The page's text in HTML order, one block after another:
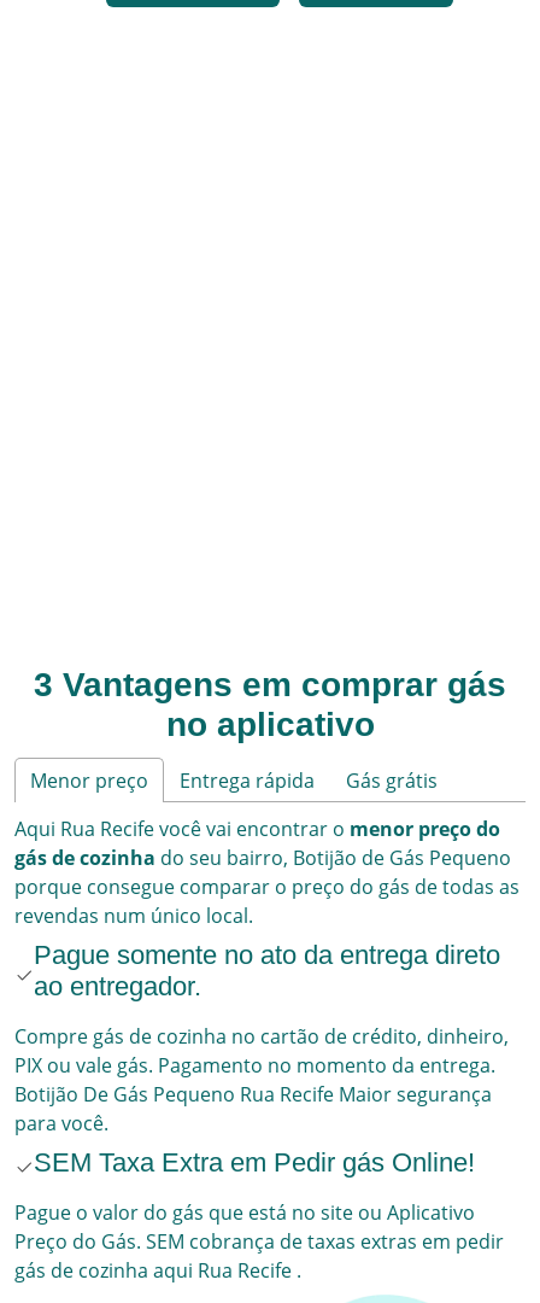
3 Vantagens em comprar gás
no aplicativo
Menor preço Entrega rápida
Gás grátis
Aqui Rua Recifevocê vai encontrar o menor preço do
gás de cozinha do seu bairro, Botijão de Gás Pequeno
porque consegue comparar o preço do gás de todas as
revendas num único local.
Pague somente no ato da entrega direto
ao entregador.
Compre gás de cozinha no cartão de crédito, dinheiro,
PIX ou vale gás. Pagamento no momento da entrega.
Botijão De Gás Pequeno Rua Recife Maior segurança
para você.
SEM Taxa Extra em Pedir gás Online!
Pague o valor do gás que está no site ou Aplicativo
Preço do Gás. SEM cobrança de taxas extras em pedir
gás de cozinha aqui Rua Recife .